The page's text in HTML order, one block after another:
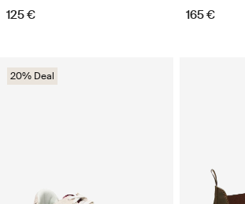
125 € 165 €
20% Deal